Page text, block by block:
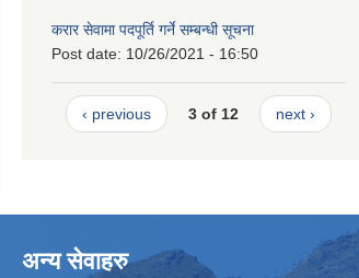
करार सेवामा पदपूर्ति गर्ने सम्बन्धी सूचना
Post date: 10/26/2021 - 16:50
‹ previous 3 of 12 next ›
अन्य सेवाहरु